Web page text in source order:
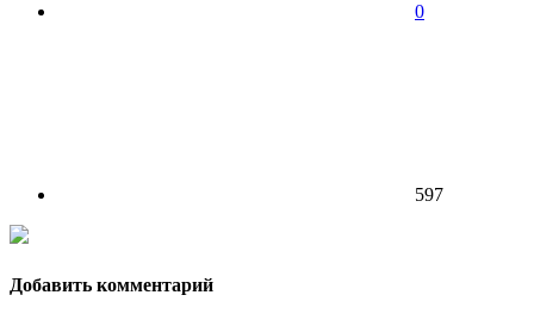
0
597
Добавить комментарий